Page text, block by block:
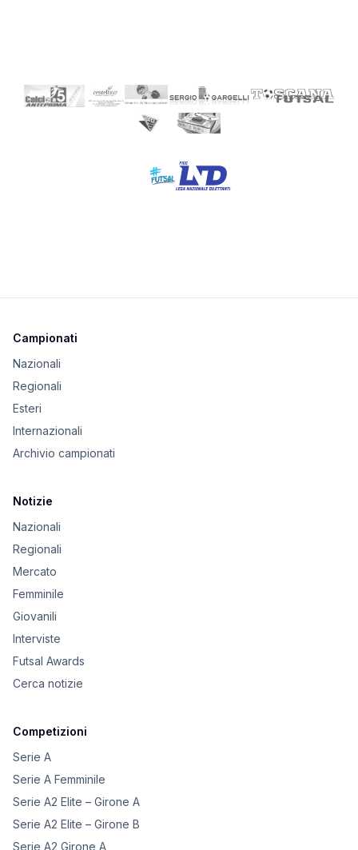
Campionati
Nazionali
Regionali
Esteri
Internazionali
Archivio campionati
Notizie
Nazionali
Regionali
Mercato
Femminile
Giovanili
Interviste
Futsal Awards
Cerca notizie
Competizioni
Serie A
Serie A Femminile
Serie A2 Elite – Girone A
Serie A2 Elite – Girone B
Serie A2 Girone A